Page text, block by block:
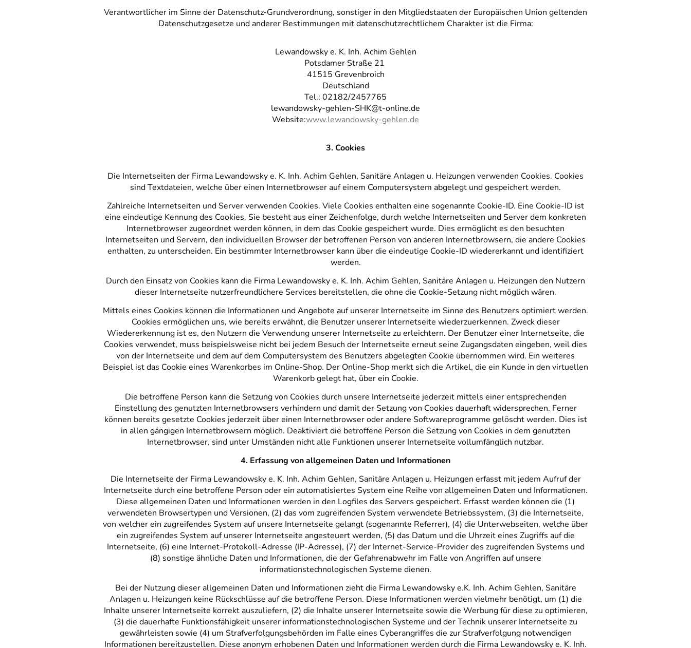
Verantwortlicher im Sinne der Datenschutz-Grundverordnung, sonstiger in den Mitgliedstaaten der Europäischen Union geltenden
Datenschutzgesetze und anderer Bestimmungen mit datenschutzrechtlichem Charakter ist die Firma:
Lewandowsky e. K. Inh. Achim Gehlen
Potsdamer Straße 21
41515 Grevenbroich
Deutschland
Tel.: 02182/2457765
lewandowsky-gehlen-SHK@t-online.de
Website:www.lewandowsky-gehlen.de
3. Cookies
Die Internetseiten der Firma Lewandowsky e. K. Inh. Achim Gehlen, Sanitäre Anlagen u. Heizungen verwenden Cookies. Cookies
sind Textdateien, welche über einen Internetbrowser auf einem Computersystem abgelegt und gespeichert werden.
Zahlreiche Internetseiten und Server verwenden Cookies. Viele Cookies enthalten eine sogenannte Cookie-ID. Eine Cookie-ID ist
eine eindeutige Kennung des Cookies. Sie besteht aus einer Zeichenfolge, durch welche Internetseiten und Server dem konkreten
Internetbrowser zugeordnet werden können, in dem das Cookie gespeichert wurde. Dies ermöglicht es den besuchten
Internetseiten und Servern, den individuellen Browser der betroffenen Person von anderen Internetbrowsern, die andere Cookies
enthalten, zu unterscheiden. Ein bestimmter Internetbrowser kann über die eindeutige Cookie-ID wiedererkannt und identifiziert
werden.
Durch den Einsatz von Cookies kann die Firma Lewandowsky e. K. Inh. Achim Gehlen, Sanitäre Anlagen u. Heizungen den Nutzern
dieser Internetseite nutzerfreundlichere Services bereitstellen, die ohne die Cookie-Setzung nicht möglich wären.
Mittels eines Cookies können die Informationen und Angebote auf unserer Internetseite im Sinne des Benutzers optimiert werden.
Cookies ermöglichen uns, wie bereits erwähnt, die Benutzer unserer Internetseite wiederzuerkennen. Zweck dieser
Wiedererkennung ist es, den Nutzern die Verwendung unserer Internetseite zu erleichtern. Der Benutzer einer Internetseite, die
Cookies verwendet, muss beispielsweise nicht bei jedem Besuch der Internetseite erneut seine Zugangsdaten eingeben, weil dies
von der Internetseite und dem auf dem Computersystem des Benutzers abgelegten Cookie übernommen wird. Ein weiteres
Beispiel ist das Cookie eines Warenkorbes im Online-Shop. Der Online-Shop merkt sich die Artikel, die ein Kunde in den virtuellen
Warenkorb gelegt hat, über ein Cookie.
Die betroffene Person kann die Setzung von Cookies durch unsere Internetseite jederzeit mittels einer entsprechenden
Einstellung des genutzten Internetbrowsers verhindern und damit der Setzung von Cookies dauerhaft widersprechen. Ferner
können bereits gesetzte Cookies jederzeit über einen Internetbrowser oder andere Softwareprogramme gelöscht werden. Dies ist
in allen gängigen Internetbrowsern möglich. Deaktiviert die betroffene Person die Setzung von Cookies in dem genutzten
Internetbrowser, sind unter Umständen nicht alle Funktionen unserer Internetseite vollumfänglich nutzbar.
4. Erfassung von allgemeinen Daten und Informationen
Die Internetseite der Firma Lewandowsky e. K. Inh. Achim Gehlen, Sanitäre Anlagen u. Heizungen erfasst mit jedem Aufruf der
Internetseite durch eine betroffene Person oder ein automatisiertes System eine Reihe von allgemeinen Daten und Informationen.
Diese allgemeinen Daten und Informationen werden in den Logfiles des Servers gespeichert. Erfasst werden können die (1)
verwendeten Browsertypen und Versionen, (2) das vom zugreifenden System verwendete Betriebssystem, (3) die Internetseite,
von welcher ein zugreifendes System auf unsere Internetseite gelangt (sogenannte Referrer), (4) die Unterwebseiten, welche über
ein zugreifendes System auf unserer Internetseite angesteuert werden, (5) das Datum und die Uhrzeit eines Zugriffs auf die
Internetseite, (6) eine Internet-Protokoll-Adresse (IP-Adresse), (7) der Internet-Service-Provider des zugreifenden Systems und
(8) sonstige ähnliche Daten und Informationen, die der Gefahrenabwehr im Falle von Angriffen auf unsere
informationstechnologischen Systeme dienen.
Bei der Nutzung dieser allgemeinen Daten und Informationen zieht die Firma Lewandowsky e.K. Inh. Achim Gehlen, Sanitäre
Anlagen u. Heizungen keine Rückschlüsse auf die betroffene Person. Diese Informationen werden vielmehr benötigt, um (1) die
Inhalte unserer Internetseite korrekt auszuliefern, (2) die Inhalte unserer Internetseite sowie die Werbung für diese zu optimieren,
(3) die dauerhafte Funktionsfähigkeit unserer informationstechnologischen Systeme und der Technik unserer Internetseite zu
gewährleisten sowie (4) um Strafverfolgungsbehörden im Falle eines Cyberangriffes die zur Strafverfolgung notwendigen
Informationen bereitzustellen. Diese anonym erhobenen Daten und Informationen werden durch die Firma Lewandowsky e. K. Inh.